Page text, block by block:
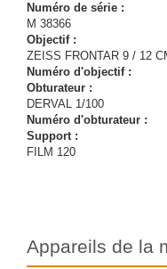
Numéro de série :
M 38366
Objectif :
ZEISS FRONTAR 9 / 12
Numéro d'objectif :
Obturateur :
DERVAL 1/100
Numéro d'obturateur :
Support :
FILM 120
Appareils de la